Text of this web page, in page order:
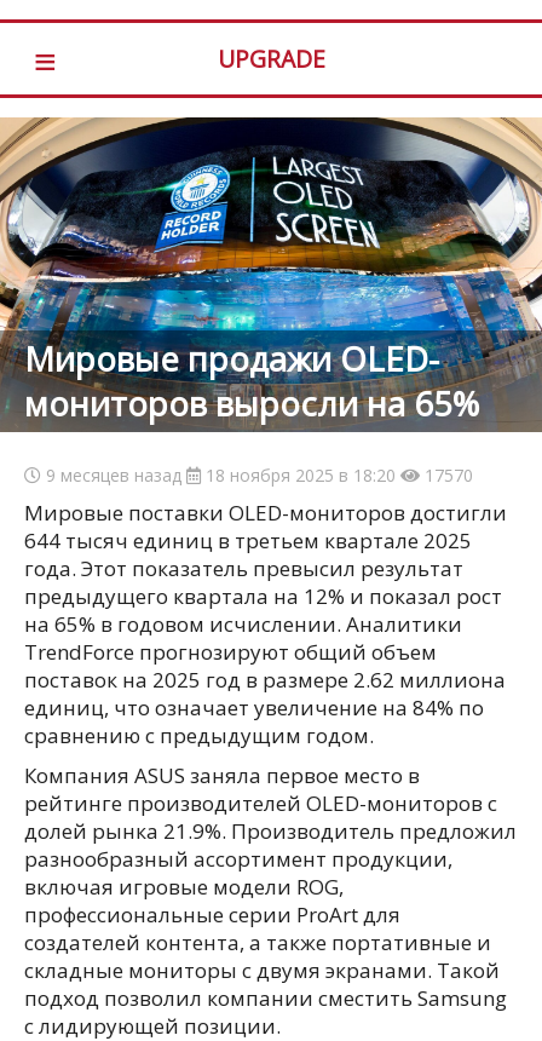
≡ UPGRADE
Мировые продажи OLED-
мониторов выросли на 65%
9 месяцев назад 18 ноября 2025 в 18:20 17570
Мировые поставки OLED-мониторов достигли
644 тысяч единиц в третьем квартале 2025
года. Этот показатель превысил результат
предыдущего квартала на 12% и показал рост
на 65% в годовом исчислении. Аналитики
TrendForce прогнозируют общий объем
поставок на 2025 год в размере 2.62 миллиона
единиц, что означает увеличение на 84% по
сравнению с предыдущим годом.
Компания ASUS заняла первое место в
рейтинге производителей OLED-мониторов с
долей рынка 21.9%. Производитель предложил
разнообразный ассортимент продукции,
включая игровые модели ROG,
профессиональные серии ProArt для
создателей контента, а также портативные и
складные мониторы с двумя экранами. Такой
подход позволил компании сместить Samsung
с лидирующей позиции.